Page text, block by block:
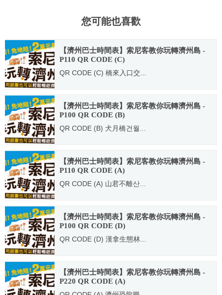
您可能也喜歡
【濟州巴士時間表】索尼客教你玩轉濟州島 -
P110 QR CODE (C)
QR CODE (C) 橋來入口交...
2014.05.06
【濟州巴士時間表】索尼客教你玩轉濟州島 -
P100 QR CODE (B)
QR CODE (B) 犬月橋건월...
2014.05.06
【濟州巴士時間表】索尼客教你玩轉濟州島 -
P110 QR CODE (A)
QR CODE (A) 山君不離산...
2014.05.06
【濟州巴士時間表】索尼客教你玩轉濟州島 -
P100 QR CODE (D)
QR CODE (D) 漢拿生態林...
2014.05.06
【濟州巴士時間表】索尼客教你玩轉濟州島 -
P220 QR CODE (A)